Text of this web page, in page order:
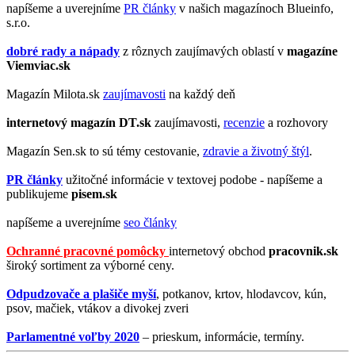
napíšeme a uverejníme PR články v našich magazínoch Blueinfo,
s.r.o.
dobré rady a nápady z rôznych zaujímavých oblastí v magazíne
Viemviac.sk
Magazín Milota.sk zaujímavosti na každý deň
internetový magazín DT.sk zaujímavosti, recenzie a rozhovory
Magazín Sen.sk to sú témy cestovanie, zdravie a životný štýl.
PR články užitočné informácie v textovej podobe - napíšeme a
publikujeme pisem.sk
napíšeme a uverejníme seo články
Ochranné pracovné pomôcky internetový obchod pracovnik.sk
široký sortiment za výborné ceny.
Odpudzovače a plašiče myší, potkanov, krtov, hlodavcov, kún,
psov, mačiek, vtákov a divokej zveri
Parlamentné voľby 2020 – prieskum, informácie, termíny.